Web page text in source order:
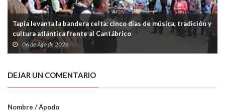
Tapia levanta la bandera celta: cinco días de música, tradición y
cultura atlántica frente al Cantábrico
06 de Ago de 2026
DEJAR UN COMENTARIO
Nombre / Apodo